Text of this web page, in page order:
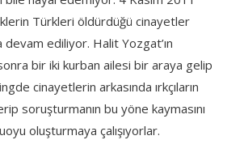
Türkleri öldürdüğü cinayetler
devam ediliyor. Halit Yozgat’ın
bir iki kurban ailesi bir araya gelip
cinayetlerin arkasında ırkçıların
soruşturmanın bu yöne kaymasını
oluşturmaya çalışıyorlar.